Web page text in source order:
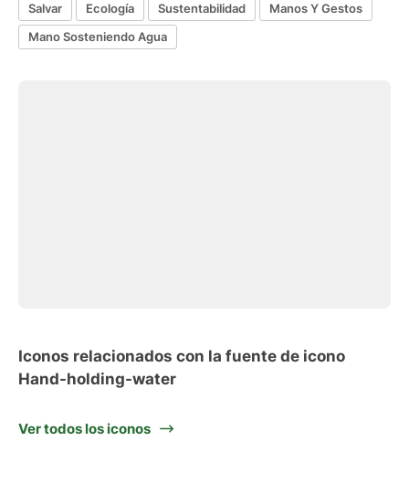
Salvar Ecología Sustentabilidad
Manos Y Gestos
Mano Sosteniendo Agua
Iconos relacionados con la fuente de icono
Hand-holding-water
Ver todos los iconos